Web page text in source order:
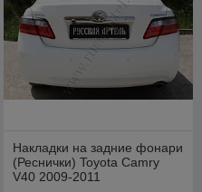
Накладки на задние фонари
(Реснички) Toyota Camry
V40 2009-2011